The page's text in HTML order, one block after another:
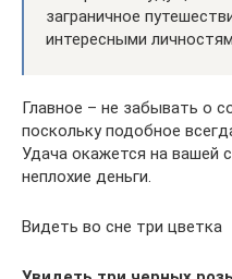
заграничное
интересными
Главное – не забывать о
поскольку подобное
Удача окажется на вашей
неплохие деньги.
Видеть во сне три цветка